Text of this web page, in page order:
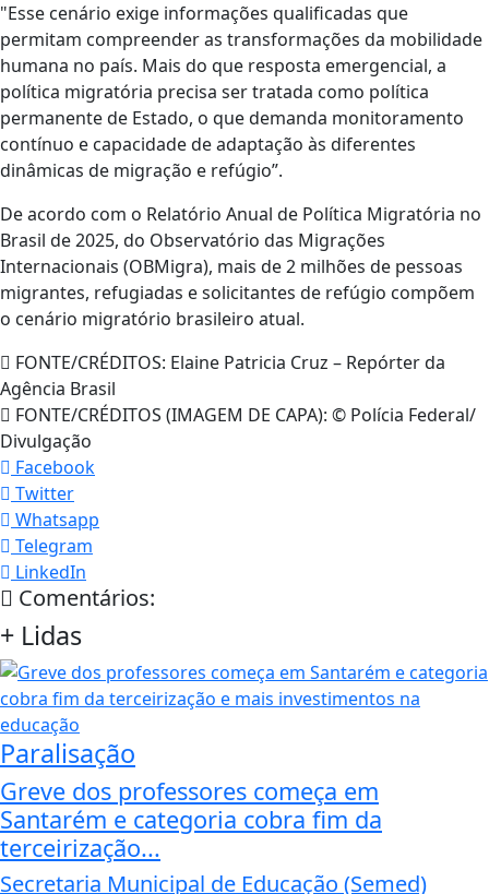
"Esse cenário exige informações qualificadas que
permitam compreender as transformações da mobilidade
humana no país. Mais do que resposta emergencial, a
política migratória precisa ser tratada como política
permanente de Estado, o que demanda monitoramento
contínuo e capacidade de adaptação às diferentes
dinâmicas de migração e refúgio”.
De acordo com o Relatório Anual de Política Migratória no
Brasil de 2025, do Observatório das Migrações
Internacionais (OBMigra), mais de 2 milhões de pessoas
migrantes, refugiadas e solicitantes de refúgio compõem
o cenário migratório brasileiro atual.
FONTE/CRÉDITOS: Elaine Patricia Cruz – Repórter da
Agência Brasil
FONTE/CRÉDITOS (IMAGEM DE CAPA): © Polícia Federal/
Divulgação
Facebook
Twitter
Whatsapp
Telegram
LinkedIn
Comentários:
+ Lidas
Paralisação
Greve dos professores começa em
Santarém e categoria cobra fim da
terceirização...
Secretaria Municipal de Educação (Semed)